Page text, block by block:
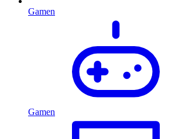
Gamen
Gamen